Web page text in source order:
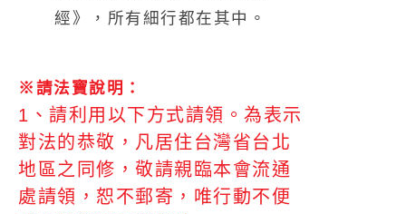
經》，所有細行都在其中。
※請法寶說明：
1、請利用以下方式請領。為表示
對法的恭敬，凡居住台灣省台北
地區之同修，敬請親臨本會流通
處請領，恕不郵寄，唯行動不便